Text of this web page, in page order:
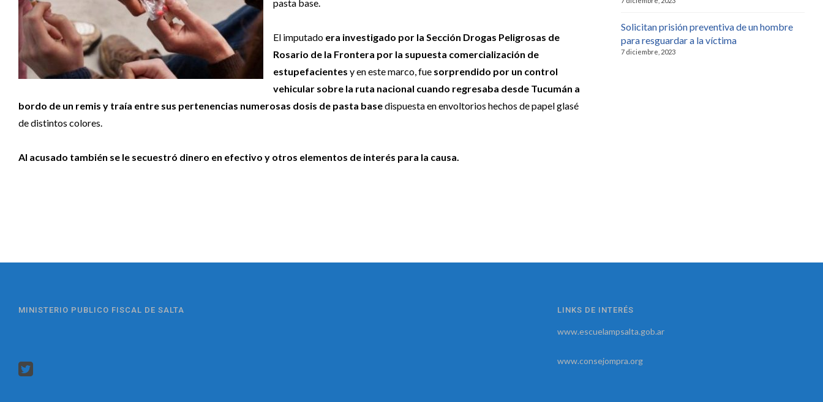
pasta base.
El imputado era investigado por la Sección Drogas Peligrosas de
Rosario de la Frontera por la supuesta comercialización de
estupefacientes y en este marco, fue sorprendido por un control
vehicular sobre la ruta nacional cuando regresaba desde Tucumán a
bordo de un remis y traía entre sus pertenencias numerosas dosis de pasta basedispuesta en envoltorios hechos de papel glasé
de distintos colores.
Al acusado también se le secuestró dinero en efectivo y otros elementos de interés para la causa.
Solicitan prisión preventiva de un hombre
para resguardar a la víctima
7 diciembre, 2023
MINISTERIO PUBLICO FISCAL DE SALTA LINKS DE INTERÉS
www.escuelampsalta.gob.ar
www.consejompra.org